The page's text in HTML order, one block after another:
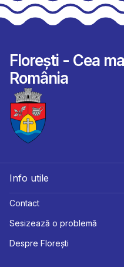
Florești - Cea
România
Info utile
Contact
Sesizează o problemă
Despre Florești